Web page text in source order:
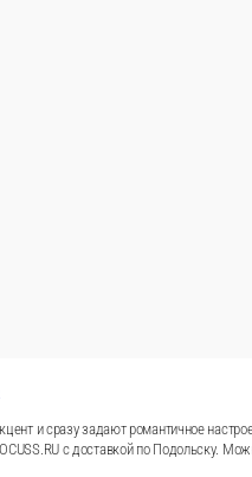
создают праздничный